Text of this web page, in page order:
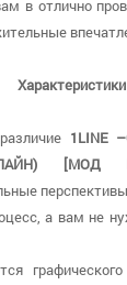
в отлично
1LINE
[МОД
а вам не